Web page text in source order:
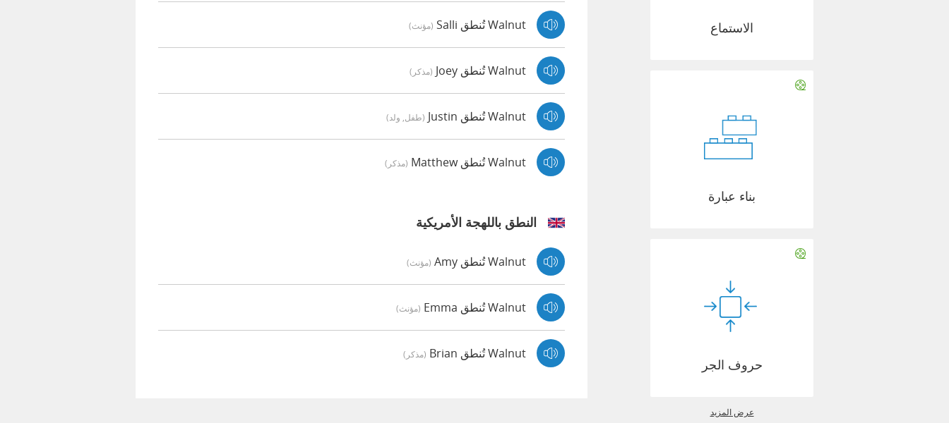
Walnut تُنطق Salli (مؤنث)
Walnut تُنطق Joey (مذكر)
Walnut تُنطق Justin (طفل, ولد)
Walnut تُنطق Matthew (مذكر)
النطق باللهجة الأمريكية
Walnut تُنطق Amy (مؤنث)
Walnut تُنطق Emma (مؤنث)
Walnut تُنطق Brian (مذكر)
الاستماع
بناء عبارة
حروف الجر
عرض المزيد